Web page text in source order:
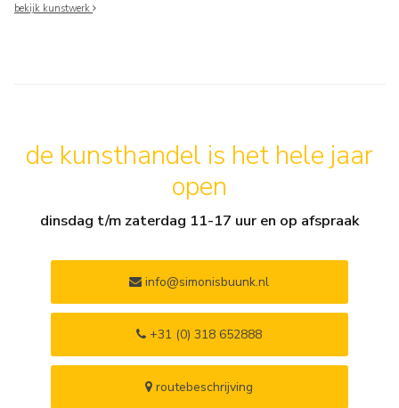
bekijk kunstwerk
de kunsthandel is het hele jaar
open
dinsdag t/m zaterdag 11-17 uur en op afspraak
info@simonisbuunk.nl
+31 (0) 318 652888
routebeschrijving